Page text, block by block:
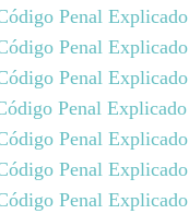
Penal Explicado
Penal Explicado
Penal Explicado
Penal Explicado
Penal Explicado
Penal Explicado
Penal Explicado